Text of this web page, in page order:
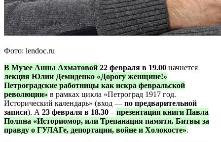
Фото: lendoc.ru
В Музее Анны Ахматовой 22 февраля в 19.00 начнется
лекция Юлии Демиденко «Дорогу женщине!»
Петроградские работницы как искра февральской
революции» в рамках цикла «Петроград 1917 год.
Исторический календарь» (вход — по предварительной
записи). А 23 февраля в 18.30 – презентация книги Павла
Поляна «Историомор, или Трепанация памяти. Битвы за
правду о ГУЛАГе, депортации, войне и Холокосте».